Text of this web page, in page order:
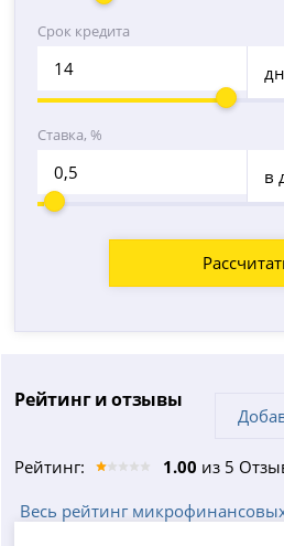
Срок кредита
Ставка, %
в
Рейтинг и отзывы
Рейтинг: 1.00 из 5
Весь рейтинг